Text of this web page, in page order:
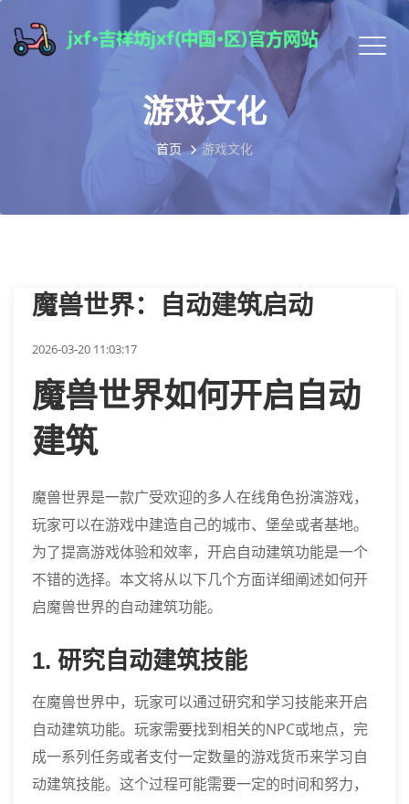
游戏文化
首页 游戏文化
魔兽世界：自动建筑启动
2026-03-20 11:03:17
魔兽世界如何开启自动
建筑
魔兽世界是一款广受欢迎的多人在线角色扮演游戏，
玩家可以在游戏中建造自己的城市、堡垒或者基地。
为了提高游戏体验和效率，开启自动建筑功能是一个
不错的选择。本文将从以下几个方面详细阐述如何开
启魔兽世界的自动建筑功能。
1. 研究自动建筑技能
在魔兽世界中，玩家可以通过研究和学习技能来开启
自动建筑功能。玩家需要找到相关的NPC或地点，完
成一系列任务或者支付一定数量的游戏货币来学习自
动建筑技能。这个过程可能需要一定的时间和努力，